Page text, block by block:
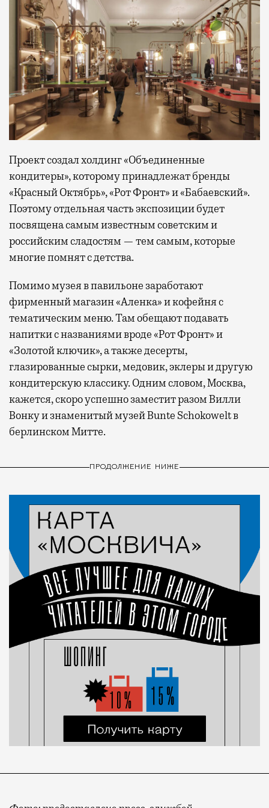
Проект создал холдинг «Объединенные
кондитеры», которому принадлежат бренды
«Красный Октябрь», «Рот Фронт» и «Бабаевский».
Поэтому отдельная часть экспозиции будет
посвящена самым известным советским и
российским сладостям — тем самым, которые
многие помнят с детства.
Помимо музея в павильоне заработают
фирменный магазин «Аленка» и кофейня с
тематическим меню. Там обещают подавать
напитки с названиями вроде «Рот Фронт» и
«Золотой ключик», а также десерты,
глазированные сырки, медовик, эклеры и другую
кондитерскую классику. Одним словом, Москва,
кажется, скоро успешно заместит разом Вилли
Вонку и знаменитый музей Bunte Schokowelt в
берлинском Митте.
ПРОДОЛЖЕНИЕ НИЖЕ